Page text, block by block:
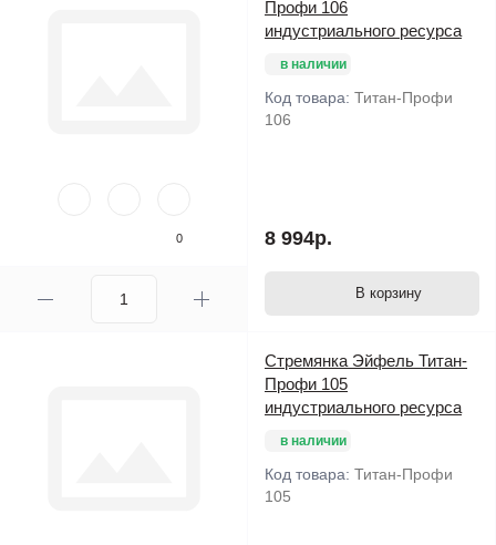
0
Профи 106
индустриального ресурса
в наличии
Код товара: Титан-Профи
106
8 994р.
В корзину
Стремянка Эйфель Титан-
Профи 105
индустриального ресурса
в наличии
Код товара: Титан-Профи
105